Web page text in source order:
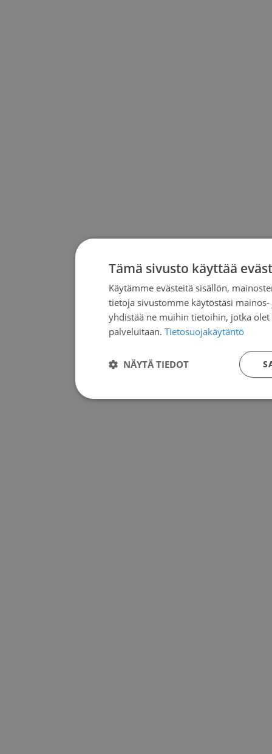
Tämä sivusto käyttää
Käytämme evästeitä sisällön,
tietoja sivustomme käytöstäsi
yhdistää ne muihin tietoihin, jotka
palveluitaan. Tietosuojakäytäntö
NÄYTÄ TIEDOT